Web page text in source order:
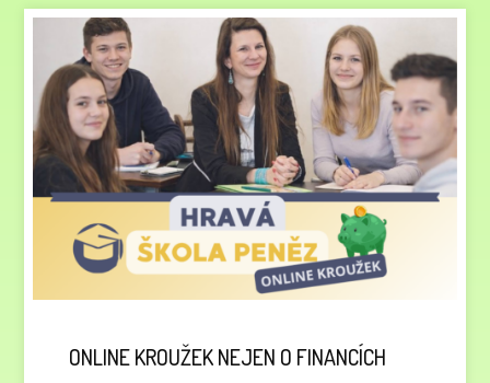
ONLINE KROUŽEK NEJEN O FINANCÍCH